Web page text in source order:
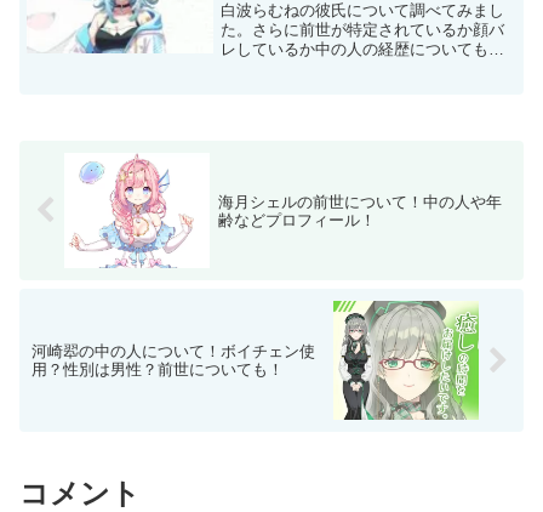
白波らむねの彼氏について調べてみまし
た。さらに前世が特定されているか顔バ
レしているか中の人の経歴についてもま
海月シェルの前世について！中の人や年
齢などプロフィール！
河崎翆の中の人について！ボイチェン使
用？性別は男性？前世についても！
コメント